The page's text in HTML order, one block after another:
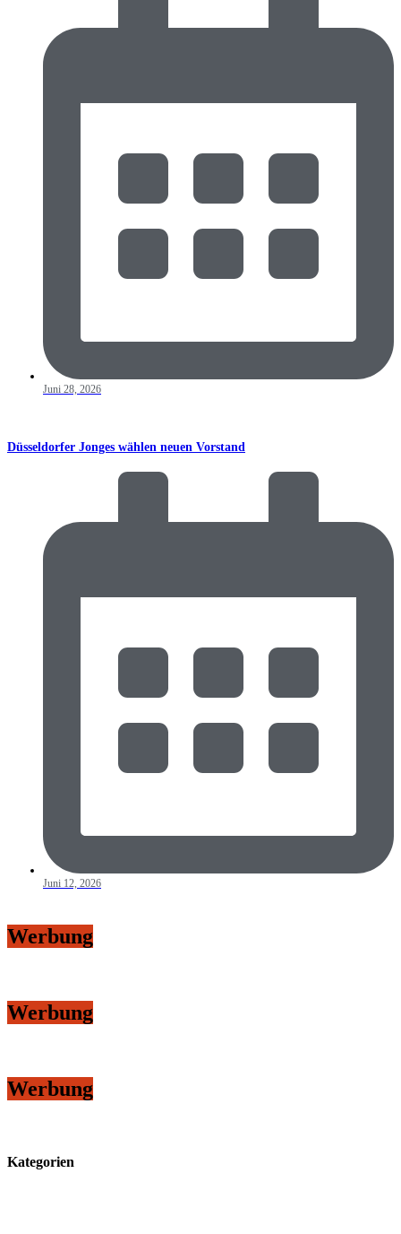
Juni 28, 2026
Düsseldorfer Jonges wählen neuen Vorstand
Juni 12, 2026
Werbung
Werbung
Werbung
Kategorien